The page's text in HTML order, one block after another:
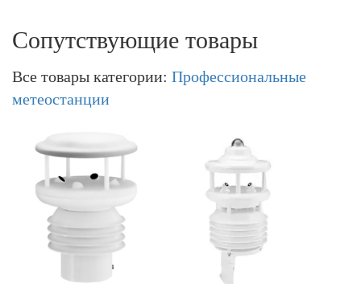
Сопутствующие товары
Все товары категории: Профессиональные
метеостанции